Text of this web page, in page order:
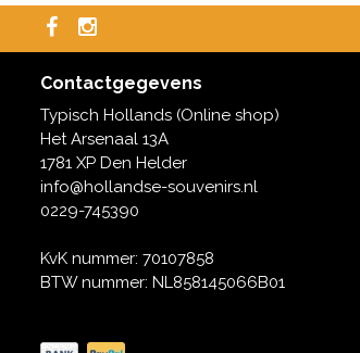
Contactgegevens
Typisch Hollands (Online shop)
Het Arsenaal 13A
1781 XP Den Helder
info@hollandse-souvenirs.nl
0229-745390
KvK nummer: 70107858
BTW nummer: NL858145066B01